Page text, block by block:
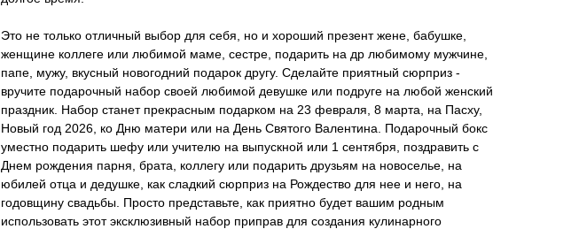
Это не только отличный выбор для себя, но и хороший презент жене, бабушке,
женщине коллеге или любимой маме, сестре, подарить на др любимому мужчине,
папе, мужу, вкусный новогодний подарок другу. Сделайте приятный сюрприз -
вручите подарочный набор своей любимой девушке или подруге на любой женский
праздник. Набор станет прекрасным подарком на 23 февраля, 8 марта, на Пасху,
Новый год 2026, ко Дню матери или на День Святого Валентина. Подарочный бокс
уместно подарить шефу или учителю на выпускной или 1 сентября, поздравить с
Днем рождения парня, брата, коллегу или подарить друзьям на новоселье, на
юбилей отца и дедушке, как сладкий сюрприз на Рождество для нее и него, на
годовщину свадьбы. Просто представьте, как приятно будет вашим родным
использовать этот эксклюзивный набор приправ для создания кулинарного